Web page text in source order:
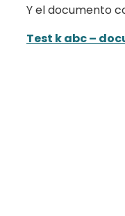
Y el documento
Test k abc –